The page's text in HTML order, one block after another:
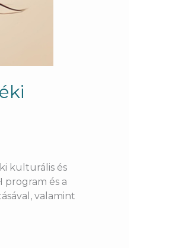
kulturális és
program és a
valamint